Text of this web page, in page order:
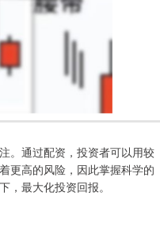
。通过配资，投资者可以用较
更高的风险，因此掌握科学的
最大化投资回报。